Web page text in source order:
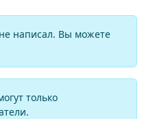
написал. Вы можете
только